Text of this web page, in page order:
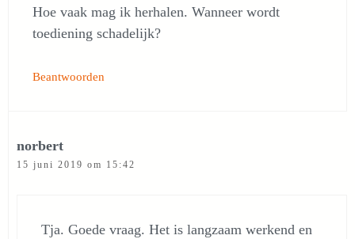
Hoe vaak mag ik herhalen. Wanneer wordt
toediening schadelijk?
Beantwoorden
norbert
15 juni 2019 om 15:42
Tja. Goede vraag. Het is langzaam werkend en